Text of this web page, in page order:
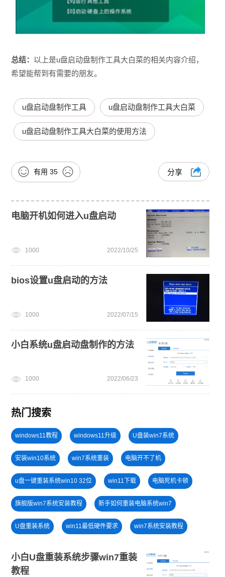
总结： 以上是u盘启动盘制作工具大白菜的相关内容介绍，
希望能帮到有需要的朋友。
u盘启动盘制作工具 u盘启动盘制作工具大白菜
u盘启动盘制作工具大白菜的使用方法
有用 35 分享
电脑开机如何进入u盘启动
1000 2022/10/25
bios设置u盘启动的方法
1000 2022/07/15
小白系统u盘启动盘制作的方法
1000 2022/06/23
热门搜索
windows11教程 windows11升级 U盘装win7系统
安装win10系统 win7系统重装 电脑开不了机
u盘一键重装系统win10 32位 win11下载 电脑死机卡顿
旗舰版win7系统安装教程 新手如何重装电脑系统win7
U盘重装系统 win11最低硬件要求 win7系统安装教程
一键重装系统备份win11系统 免费升级win10
小白U盘重装系统步骤win7重装
教程